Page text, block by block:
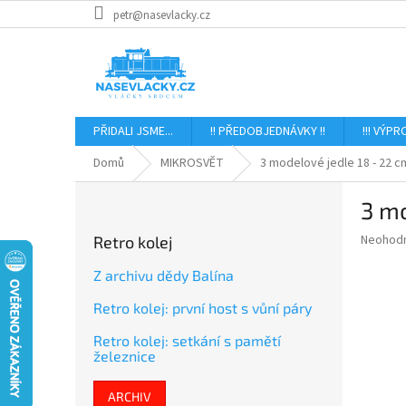
na
petr@nasevlacky.cz
PŘIDALI JSME... !! PŘEDOBJEDNÁVKY !! !!!
Domů
MIKROSVĚT 3 modelové jedle 18 - 22
Retro kolej
Z archivu dědy Balína
Retro kolej: první host s vůní páry
Retro kolej: setkání s pamětí
železnice
ARCHIV
3